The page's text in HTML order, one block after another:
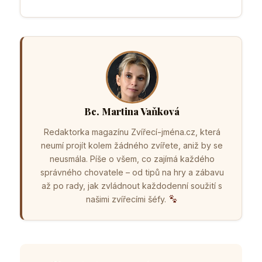
Bc. Martina Vaňková
Redaktorka magazínu Zvířecí-jména.cz, která
neumí projít kolem žádného zvířete, aniž by se
neusmála. Píše o všem, co zajímá každého
správného chovatele – od tipů na hry a zábavu
až po rady, jak zvládnout každodenní soužití s
našimi zvířecími šéfy.